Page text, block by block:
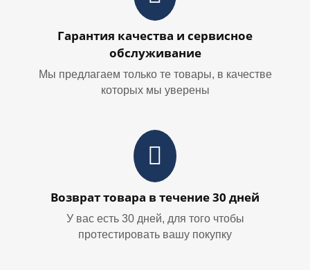
Гарантия качества и сервисное
обслуживание
Мы предлагаем только те товары, в качестве
которых мы уверены
Возврат товара в течение 30 дней
У вас есть 30 дней, для того чтобы
протестировать вашу покупку